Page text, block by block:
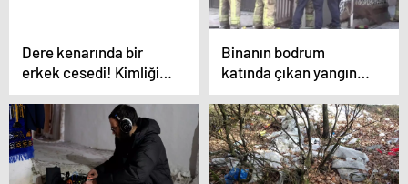
Dere kenarında bir
erkek cesedi! Kimliği
ve ölüm nedeninin
belirlenmesi için otopsi
yapılacak
Binanın bodrum
katında çıkan yangın
can aldı